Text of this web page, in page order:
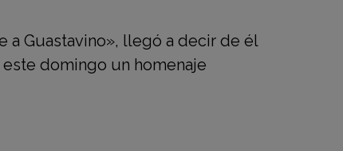
Guastavino», llegó a decir de él
domingo un homenaje